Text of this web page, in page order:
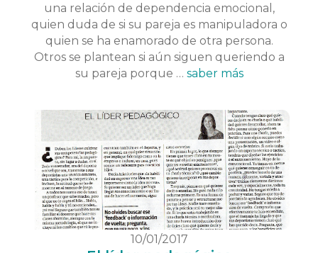
una relación de dependencia emocional,
quien duda de si su pareja es manipuladora o
quien se ha enamorado de otra persona.
Otros se plantean si aún siguen queriendo a
su pareja porque … saber más
10/01/2017